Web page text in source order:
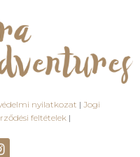
nyilatkozat | Jogi
feltételek |